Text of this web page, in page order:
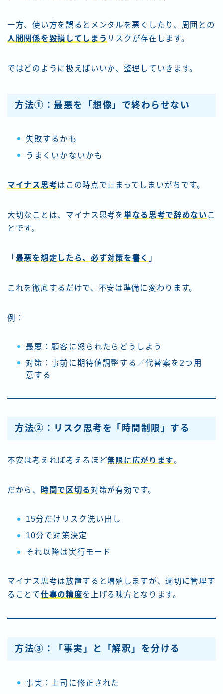
一方、使い方を誤るとメンタルを悪くしたり、周囲との
人間関係を毀損してしまう リスクが存在します。
ではどのように扱えばいいか、整理していきます。
方法①：最悪を「想像」で終わらせない
失敗するかも
うまくいかないかも
マイナス思考はこの時点で止まってしまいがちです。
大切なことは、マイナス思考を単なる思考で辞めない こ
とです。
「 最悪を想定したら、必ず対策を書く 」
これを徹底するだけで、不安は準備に変わります。
例：
最悪：顧客に怒られたらどうしよう
対策：事前に期待値調整する／代替案を2つ用
意する
方法②：リスク思考を「時間制限」する
不安は考えれば考えるほど無限に広がります。
だから、 時間で区切る対策が有効です。
15分だけリスク洗い出し
10分で対策決定
それ以降は実行モード
マイナス思考は放置すると増殖しますが、適切に管理す
ることで仕事の精度を上げる味方となります。
方法③：「事実」と「解釈」を分ける
事実：上司に修正された